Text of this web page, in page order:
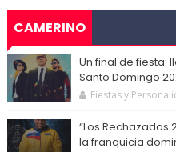
CAMERINO
Un final de fiesta:
Santo Domingo
Fiestas y
“Los Rechazados
la franquicia